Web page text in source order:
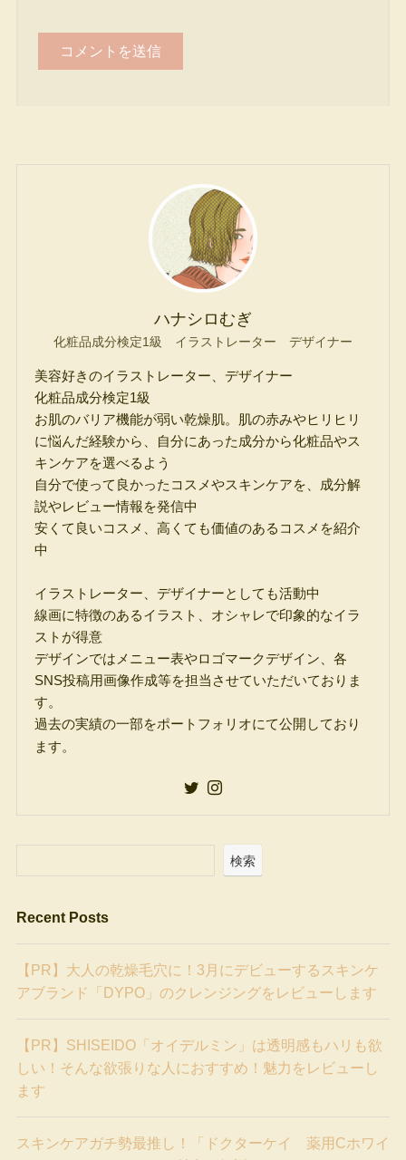
ハナシロむぎ
化粧品成分検定1級 イラストレーター デザイナー
美容好きのイラストレーター、デザイナー
化粧品成分検定1級
お肌のバリア機能が弱い乾燥肌。肌の赤みやヒリヒリ
に悩んだ経験から、自分にあった成分から化粧品やス
キンケアを選べるよう
自分で使って良かったコスメやスキンケアを、成分解
説やレビュー情報を発信中
安くて良いコスメ、高くても価値のあるコスメを紹介
中
イラストレーター、デザイナーとしても活動中
線画に特徴のあるイラスト、オシャレで印象的なイラ
ストが得意
デザインではメニュー表やロゴマークデザイン、各
SNS投稿用画像作成等を担当させていただいておりま
す。
過去の実績の一部をポートフォリオにて公開しており
ます。
検索
Recent Posts
【PR】大人の乾燥毛穴に！3月にデビューするスキンケ
アブランド「DYPO」のクレンジングをレビューします
【PR】SHISEIDO「オイデルミン」は透明感もハリも欲
しい！そんな欲張りな人におすすめ！魅力をレビューし
ます
スキンケアガチ勢最推し！「ドクターケイ 薬用Cホワイ